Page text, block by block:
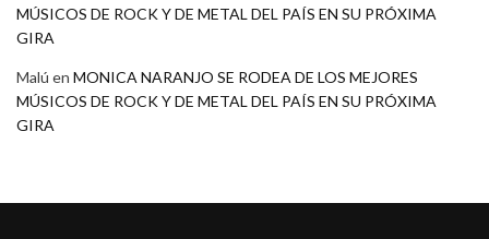
MÚSICOS DE ROCK Y DE METAL DEL PAÍS EN SU PRÓXIMA
GIRA
Malú en MONICA NARANJO SE RODEA DE LOS MEJORES
MÚSICOS DE ROCK Y DE METAL DEL PAÍS EN SU PRÓXIMA
GIRA